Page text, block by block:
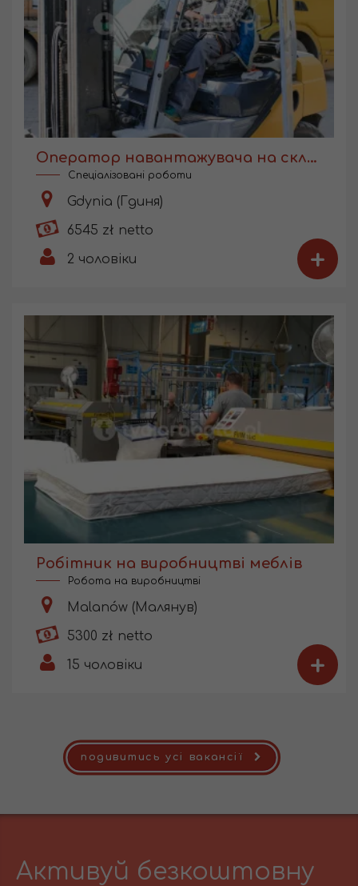
Оператор навантажувача на складі
Спеціалізовані роботи
Gdynia (Гдиня)
6545 zł netto
2 чоловіки +
Робітник на виробництві меблів
Робота на виробництві
Malanów (Малянув)
5300 zł netto
15 чоловіки +
подивитись усі вакансії
Активуй безкоштовну